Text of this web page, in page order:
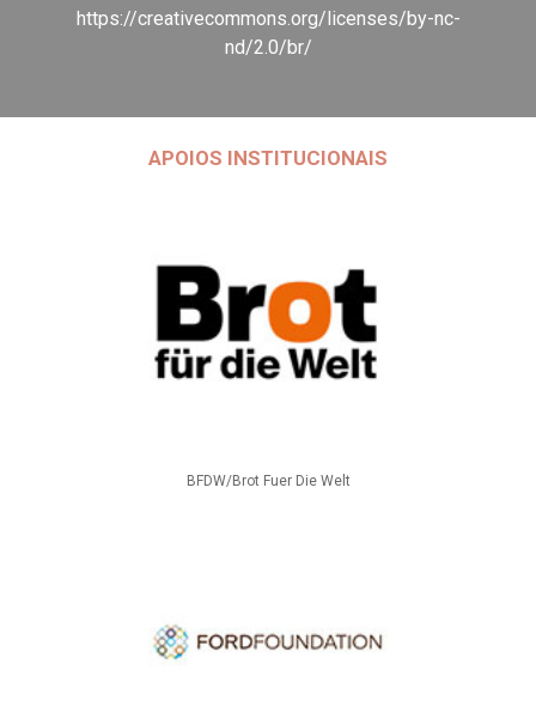
https://creativecommons.org/licenses/by-nc-
nd/2.0/br/
APOIOS INSTITUCIONAIS
BFDW/Brot Fuer Die Welt